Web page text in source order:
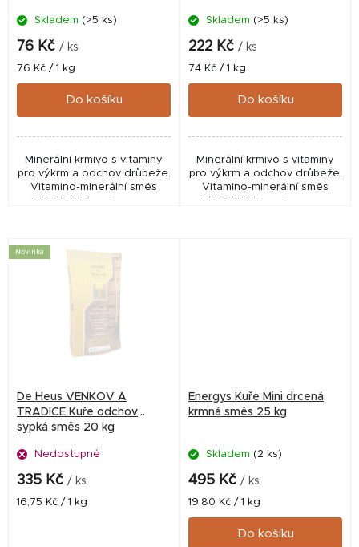
Skladem (>5 ks)
76 Kč / ks
Měrná
cena:
76 Kč / 1 kg
Do košíku
Minerální krmivo s vitaminy
pro výkrm a odchov drůbeže.
Vitamino-minerální směs
NUTRI MIX je určena pro
kterou...
Skladem (>5 ks)
222 Kč / ks
Měrná
cena:
74 Kč / 1 kg
Do košíku
Minerální krmivo s vitaminy
pro výkrm a odchov drůbeže.
Vitamino-minerální směs
NUTRI MIX je určena pro
Novinka
De Heus VENKOV A
TRADICE Kuře odchov
sypká směs 20 kg
Nedostupné
335 Kč / ks
Měrná
16,75 Kč / 1 kg
Energys Kuře Mini drcená
krmná směs 25 kg
Skladem (2 ks)
495 Kč / ks
Měrná
cena:
19,80 Kč / 1 kg
Do košíku